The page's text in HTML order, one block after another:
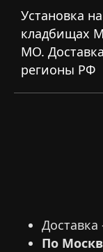
Установка
кладбищах
МО.
регионы РФ
Доставка
По